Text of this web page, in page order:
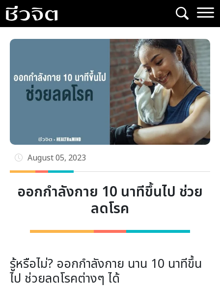
Skip
to
content
August 05, 2023
ออกกำลังกาย 10 นาทีขึ้นไป ช่วย
ลดโรค
รู้หรือไม่? ออกกำลังกาย นาน 10 นาทีขึ้น
ไป ช่วยลดโรคต่างๆ ได้